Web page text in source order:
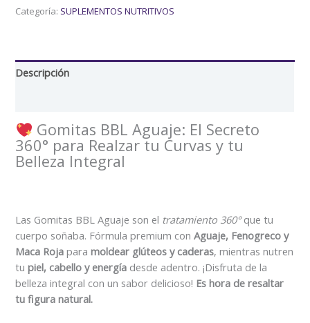
Categoría: SUPLEMENTOS NUTRITIVOS
Descripción
Gomitas BBL Aguaje: El Secreto
360° para Realzar tu Curvas y tu
Belleza Integral
Las Gomitas BBL Aguaje son el tratamiento 360°que tu
cuerpo soñaba. Fórmula premium conAguaje, Fenogreco y
Maca Roja paramoldear glúteos y caderas, mientras nutren
tupiel, cabello y energía desde adentro. ¡Disfruta de la
belleza integral con un sabor delicioso! Es hora de resaltar
tu figura natural.